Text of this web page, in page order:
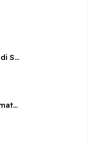
Lapide sulla facciata di San Pietro
Luigi Bartolotti alla amata Lucia